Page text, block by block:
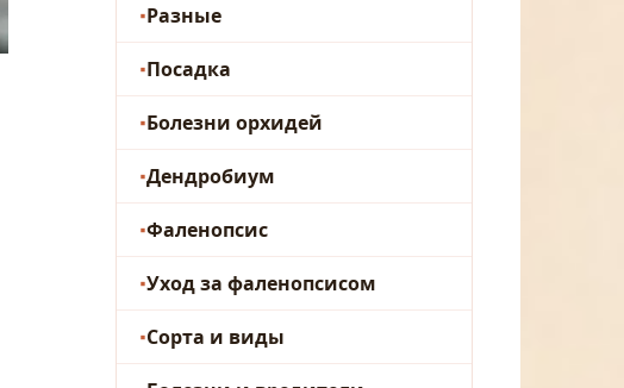
Разные
Посадка
Болезни орхидей
Дендробиум
Фаленопсис
Уход за фаленопсисом
Сорта и виды